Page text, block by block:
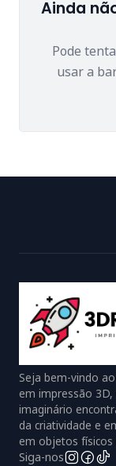
Ainda
Pode
usar a
Seja bem-vindo
em impressão
imaginário
da criatividade e
em objetos físicos
Siga-nos